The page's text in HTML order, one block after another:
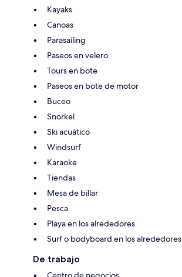
Kayaks
Canoas
Parasailing
Paseos en velero
Tours en bote
Paseos en bote de motor
Buceo
Snorkel
Ski acuático
Windsurf
Karaoke
Tiendas
Mesa de billar
Pesca
Playa en los alrededores
Surf o bodyboard en los alrededores
De trabajo